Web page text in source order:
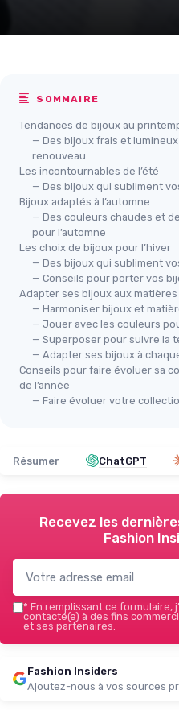
SOMMAIRE
Tendances de bijoux au
— Des bijoux frais et
renouveau
Les incontournables de l’été
— Des bijoux qui subliment
Bijoux adaptés à l’automne
— Des couleurs chaudes et
pour l’automne
Les choix de bijoux pour l’hiver
— Des bijoux qui subliment
— Conseils pour porter vos
Adapter ses bijoux aux
— Harmoniser bijoux et
— Jouer avec les couleurs
— Superposer pour suivre la
— Adapter ses bijoux à
Conseils pour faire évoluer sa
de l’année
— Faire évoluer votre
Résumer ChatGPT
Recevez les
Fashion
* En remplissant ce formulaire,
contacté(e) à des fins
et ses partenaires.
Fashion Insiders
Ajoutez-nous à vos sources